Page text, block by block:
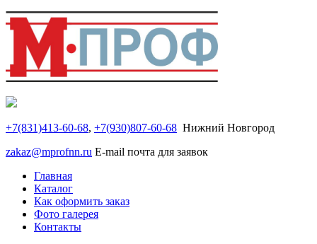
+7(831)413-60-68, +7(930)807-60-68 Нижний Новгород
zakaz@mprofnn.ru E-mail почта для заявок
Главная
Каталог
Как оформить заказ
Фото галерея
Контакты